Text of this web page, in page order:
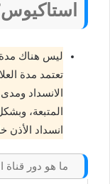
ليس هناك مدة
تعتمد مدة
الانسداد
المتبعة،
انسداد الأذن
ما هو دور